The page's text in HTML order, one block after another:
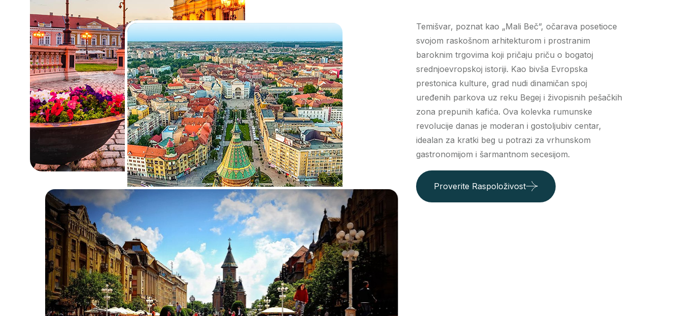
Temišvar, poznat kao „Mali Beč”, očarava posetioce
svojom raskošnom arhitekturom i prostranim
baroknim trgovima koji pričaju priču o bogatoj
srednjoevropskoj istoriji. Kao bivša Evropska
prestonica kulture, grad nudi dinamičan spoj
uređenih parkova uz reku Begej i živopisnih pešačkih
zona prepunih kafića. Ova kolevka rumunske
revolucije danas je moderan i gostoljubiv centar,
idealan za kratki beg u potrazi za vrhunskom
gastronomijom i šarmantnom secesijom.
Proverite Raspoloživost